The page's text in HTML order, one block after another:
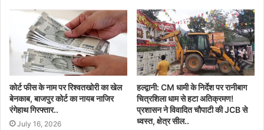
कोर्ट फीस के नाम पर रिश्वतखोरी का खेल
बेनकाब, बाजपुर कोर्ट का नायब नाजिर
रंगेहाथ गिरफ्तार..
July 16, 2026
हल्द्वानी: CM धामी के निर्देश पर रानीबाग
चित्रशिला धाम से हटा अतिक्रमण!
प्रशासन ने विवादित चौपाटी की JCB से
ध्वस्त, क्षेत्र सील..